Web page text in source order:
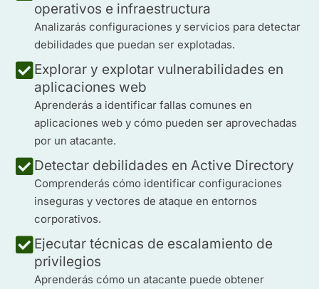
operativos e infraestructura
Analizarás configuraciones y servicios para detectar
debilidades que puedan ser explotadas.
Explorar y explotar vulnerabilidades en
aplicaciones web
Aprenderás a identificar fallas comunes en
aplicaciones web y cómo pueden ser aprovechadas
por un atacante.
Detectar debilidades en Active Directory
Comprenderás cómo identificar configuraciones
inseguras y vectores de ataque en entornos
corporativos.
Ejecutar técnicas de escalamiento de
privilegios
Aprenderás cómo un atacante puede obtener